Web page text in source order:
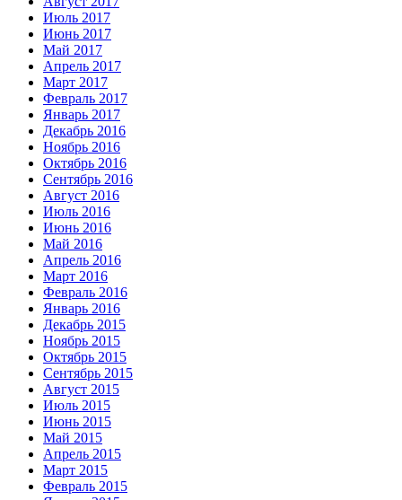
Июль 2017
Июнь 2017
Май 2017
Апрель 2017
Март 2017
Февраль 2017
Январь 2017
Декабрь 2016
Ноябрь 2016
Октябрь 2016
Сентябрь 2016
Август 2016
Июль 2016
Июнь 2016
Май 2016
Апрель 2016
Март 2016
Февраль 2016
Январь 2016
Декабрь 2015
Ноябрь 2015
Октябрь 2015
Сентябрь 2015
Август 2015
Июль 2015
Июнь 2015
Май 2015
Апрель 2015
Март 2015
Февраль 2015